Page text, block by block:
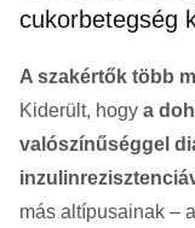
cukorbetegség
A szakértők több
Kiderült, hogy a
valószínűséggel
más altípusainak –